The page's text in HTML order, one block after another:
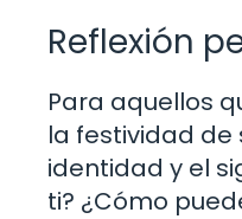
Reflexión
Para aquellos
la festividad
identidad y el
ti? ¿Cómo